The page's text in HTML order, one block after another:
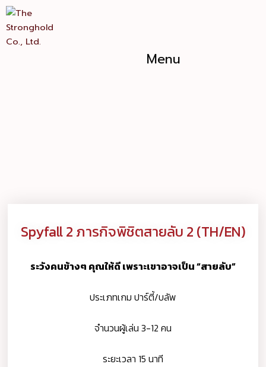
Skip
content
Menu
Spyfall 2 ภารกิจพิชิตสายลับ 2 (TH/EN)
ระวังคนข้างๆ คุณให้ดี เพราะเขาอาจเป็น “สายลับ”
ประเภทเกม ปาร์ตี้/บลัพ
จำนวนผู้เล่น 3-12 คน
ระยะเวลา 15 นาที
ภารกิจ
พิชิต